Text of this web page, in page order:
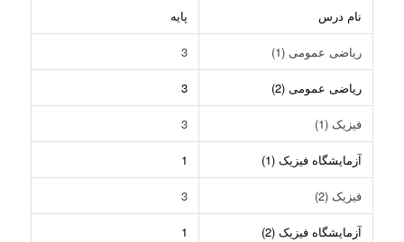
نام درس پایه
ریاضی عمومی (1) 3
ریاضی عمومی (2) 3
فیزیک (1) 3
آزمایشگاه فیزیک (1) 1
فیزیک (2) 3
آزمایشگاه فیزیک (2) 1